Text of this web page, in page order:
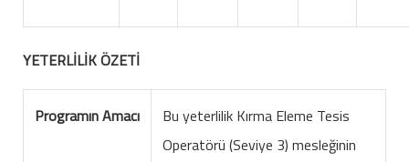
YETERLİLİK ÖZETİ
Programın Amacı
Bu yeterlilik Kırma Eleme Tesis
Operatörü (Seviye 3) mesleğinin